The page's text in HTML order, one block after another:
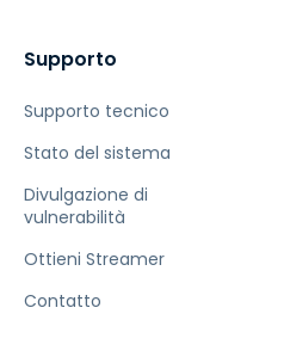
Supporto
Supporto tecnico
Stato del sistema
Divulgazione di
vulnerabilità
Ottieni Streamer
Contatto